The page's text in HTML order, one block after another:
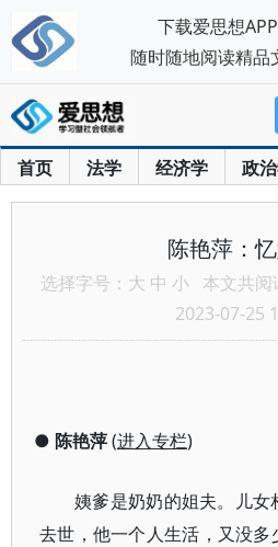
首页 法学 经济学 政
陈艳萍：
选择字号： 大 中 小 本文共阅
2023-07-25
● 陈艳萍(进入专栏)
姨爹是奶奶的姐夫。儿
去世，他一个人生活，又没
下载爱思想APP
随时随地阅读精品